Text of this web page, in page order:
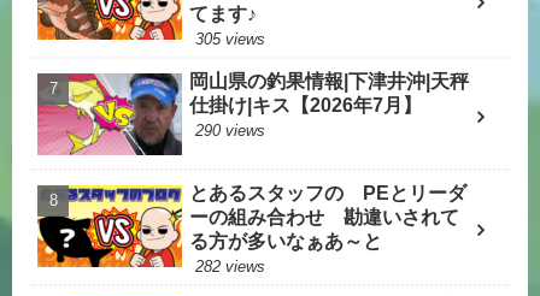
てます♪
305 views
岡山県の釣果情報|下津井沖|天秤
仕掛け|キス【2026年7月】
290 views
とあるスタッフの PEとリーダ
ーの組み合わせ 勘違いされて
る方が多いなぁあ～と
282 views